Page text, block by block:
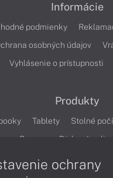
Informácie
podmienky
osobných údajov
Vyhlásenie o prístupnosti
Produkty
Tablety Stolné
Servery
Diskové polia
ochrany